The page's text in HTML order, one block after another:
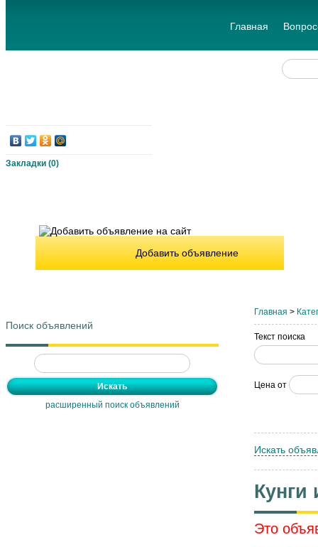
Главная
Закладки (0)
Добавить объявление
Поиск объявлений
расширенный поиск объявлений
Главная >
Текст поиска
Цена от
Искать
Это